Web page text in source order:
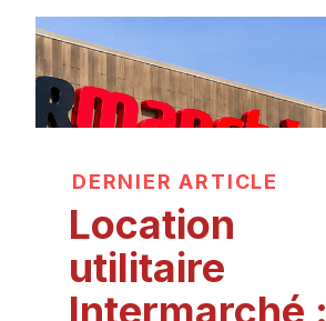
DERNIER ARTICLE
Location
utilitaire
Intermarché :